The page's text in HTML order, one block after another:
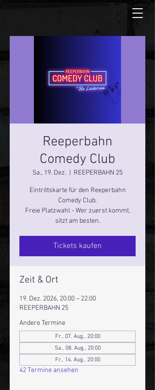
Reeperbahn
Comedy Club
Sa., 19. Dez. REEPERBAHN 25
Eintrittskarte für den Reeperbahn
Comedy Club.
Freie Platzwahl - Wer zuerst kommt,
sitzt am besten.
Tickets kaufen
Zeit & Ort
19. Dez. 2026, 20:00 – 22:00
REEPERBAHN 25
Andere Termine
Fr., 07. Aug., 20:00
Sa., 08. Aug., 20:00
Fr., 14. Aug., 20:00
42 Termine ansehen